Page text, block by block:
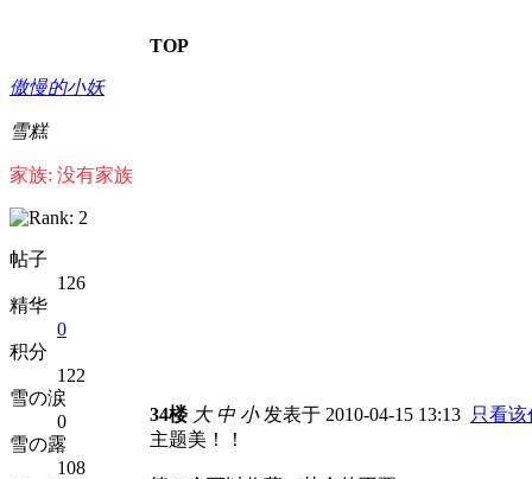
TOP
傲慢的小妖
雪糕
家族: 没有家族
帖子
126
精华
0
积分
122
雪の涙
0
雪の露
108
34楼 大 中 小发表于 2010-04-15 13:13 只看该
主题美！！